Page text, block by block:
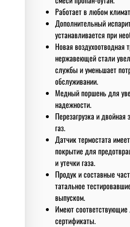
Работает в любом
Дополнительный
устанавливается при
Новая воздухоотводная
нержавеющей стали
службы и уменьшает
обслуживании.
Медный поршень для
надежности.
Перезагрузка и двойная
газ.
Датчик термостата
покрытие для
и утечки газа.
Продук и составные
татальное
выпуском.
Имеют
сертификаты.